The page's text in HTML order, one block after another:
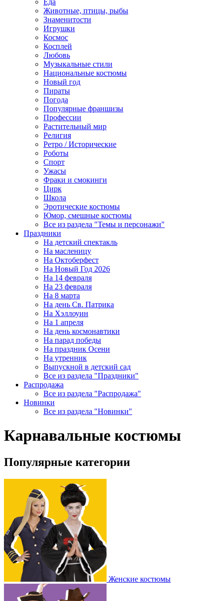
Еда
Животные, птицы, рыбы
Знаменитости
Игрушки
Космос
Косплей
Любовь
Музыкальные стили
Национальные костюмы
Новый год
Пираты
Погода
Популярные франшизы
Профессии
Растительный мир
Религия
Ретро / Исторические
Роботы
Спорт
Ужасы
Фраки и смокинги
Цирк
Школа
Эротические костюмы
Юмор, смешные костюмы
Все из раздела "Темы и персонажи"
Праздники
На детский спектакль
На масленицу
На Октоберфест
На Новый Год 2026
На 14 февраля
На 23 февраля
На 8 марта
На день Св. Патрика
На Хэллоуин
На 1 апреля
На день космонавтики
На парад победы
На праздник Осени
На утренник
Выпускной в детский сад
Все из раздела "Праздники"
Распродажа
Все из раздела "Распродажа"
Новинки
Все из раздела "Новинки"
Карнавальные костюмы
Популярные категории
Женские костюмы